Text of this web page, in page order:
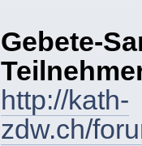
Gebete-
http://kath-
zdw.ch/